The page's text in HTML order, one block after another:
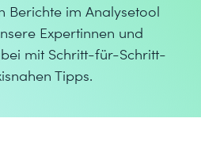
Berichte im Analysetool
Expertinnen und
mit Schritt-für-Schritt-
Tipps.